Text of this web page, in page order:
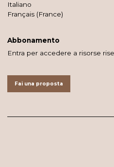
Italiano
Français (France)
Abbonamento
Entra per accedere a risorse
Fai una proposta